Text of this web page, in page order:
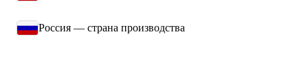
Россия — страна производства